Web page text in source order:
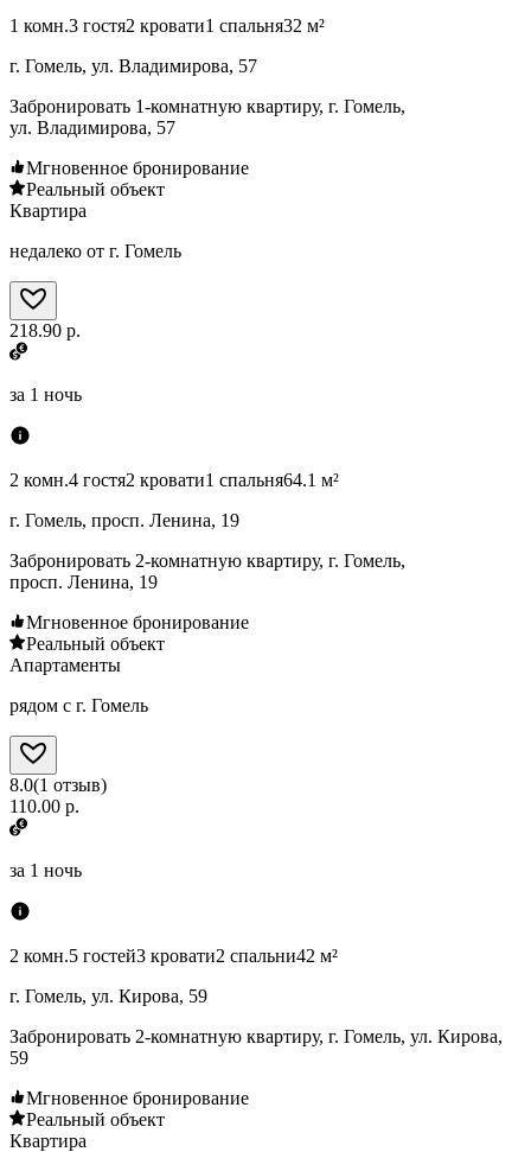
1 комн.3 гостя2 кровати1 спальня32 м²
г. Гомель, ул. Владимирова, 57
Забронировать 1-комнатную квартиру, г. Гомель,
ул. Владимирова, 57
Мгновенное бронирование
Реальный объект
Квартира
недалеко от г. Гомель
218.90 р.
за 1 ночь
2 комн.4 гостя2 кровати1 спальня64.1 м²
г. Гомель, просп. Ленина, 19
Забронировать 2-комнатную квартиру, г. Гомель,
просп. Ленина, 19
Мгновенное бронирование
Реальный объект
Апартаменты
рядом с г. Гомель
8.0(1 отзыв)
110.00 р.
за 1 ночь
2 комн.5 гостей3 кровати2 спальни42 м²
г. Гомель, ул. Кирова, 59
Забронировать 2-комнатную квартиру, г. Гомель, ул. Кирова,
59
Мгновенное бронирование
Реальный объект
Квартира